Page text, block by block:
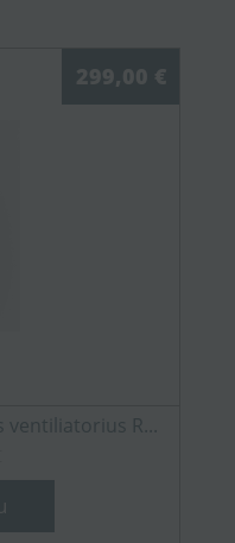
299,00 €
R...